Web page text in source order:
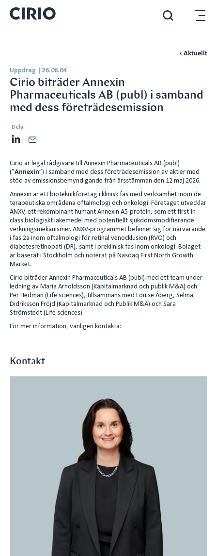
‹ Aktuellt
Uppdrag 26.06.04
Cirio biträder Annexin
Pharmaceuticals AB (publ) i samband
med dess företrädesemission
Dela
L
n
d
I
n
a
Cirio är legal rådgivare till Annexin Pharmaceuticals AB (publ)
(”Annexin”) i samband med dess företrädesemission av aktier med
stöd av emissionsbemyndigande från årsstämman den 12 maj 2026.
Annexin är ett bioteknikföretag i klinisk fas med verksamhet inom de
terapeutiska områdena oftalmologi och onkologi. Företaget utvecklar
ANXV, ett rekombinant humant Annexin A5-protein, som ett first-in-
class biologiskt läkemedel med potentiellt sjukdomsmodifierande
verkningsmekanismer. ANXV-programmet befinner sig för närvarande
i fas 2a inom oftalmologi för retinal venocklusion (RVO) och
diabetesretinopati (DR), samt i preklinisk fas inom onkologi. Bolaget
är baserat i Stockholm och noterat på Nasdaq First North Growth
Market.
Cirio biträder Annexin Pharmaceuticals AB (publ) med ett team under
ledning av Maria Arnoldsson (Kapitalmarknad och publik M&A) och
Per Hedman (Life sciences), tillsammans med Louise Åberg, Selma
Didriksson Fröjd (Kapitalmarknad och Publik M&A) och Sara
Strömstedt (Life sciences).
För mer information, vänligen kontakta:
Kontakt